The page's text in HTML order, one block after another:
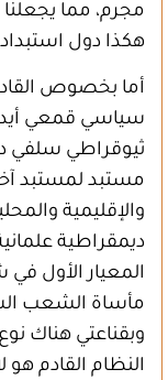
مجرم، مما
هكذا دول
أما بخصوص
سياسي قمعي
ثيوقراطي سلفي
مستبد لمستبد
والإقليمية
ديمقراطية
المعيار الأول
مأساة الشعب
وبقناعتي هناك
النظام القادم